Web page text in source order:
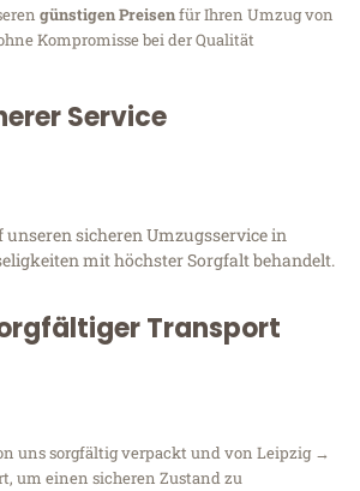
günstigen Preisenfür Ihren Umzug von
Kompromisse bei der Qualität
Service
unseren sicheren Umzugsservice in
mit höchster Sorgfalt behandelt.
Transport
uns sorgfältig verpackt und von Leipzig →
um einen sicheren Zustand zu